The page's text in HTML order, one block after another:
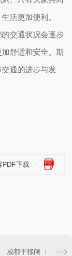
活更加便利。
交通状况会逐步
舒适和安全。期
通的进步与发
PDF下载
成都平移闸